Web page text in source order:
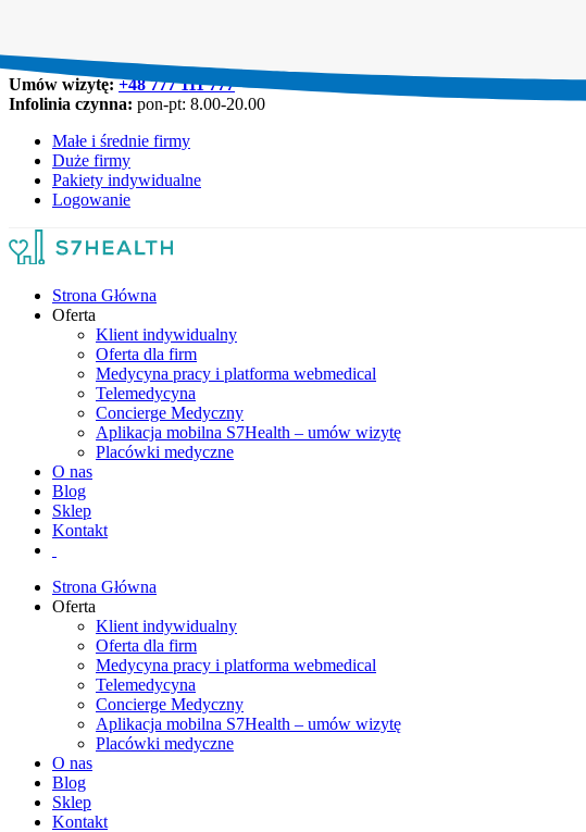
Umów wizytę:+48 777 111 777
Infolinia czynna: pon-pt: 8.00-20.00
Małe i średnie firmy
Duże firmy
Pakiety indywidualne
Logowanie
Strona Główna
Oferta
Klient indywidualny
Oferta dla firm
Medycyna pracy i platforma webmedical
Telemedycyna
Concierge Medyczny
Aplikacja mobilna S7Health – umów wizytę
Placówki medyczne
O nas
Blog
Sklep
Kontakt
Strona Główna
Oferta
Klient indywidualny
Oferta dla firm
Medycyna pracy i platforma webmedical
Telemedycyna
Concierge Medyczny
Aplikacja mobilna S7Health – umów wizytę
Placówki medyczne
O nas
Blog
Sklep
Kontakt